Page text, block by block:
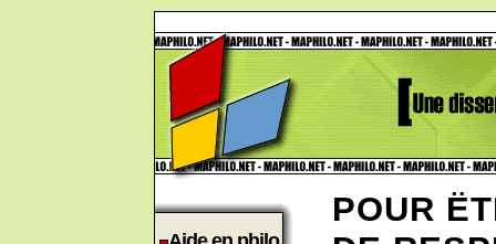
POUR